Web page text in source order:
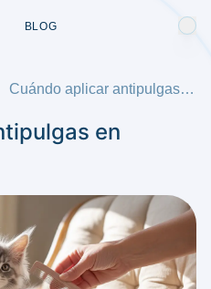
BLOG
Cuándo aplicar antipulgas en gatitos
en